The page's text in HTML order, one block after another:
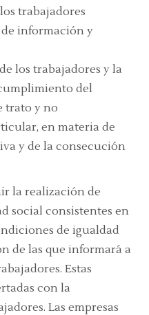
trabajadores
información y
los trabajadores y la
del
trato y no
en materia de
y de la consecución
la realización de
social consistentes en
de igualdad
de las que informará a
Estas
con la
Las empresas